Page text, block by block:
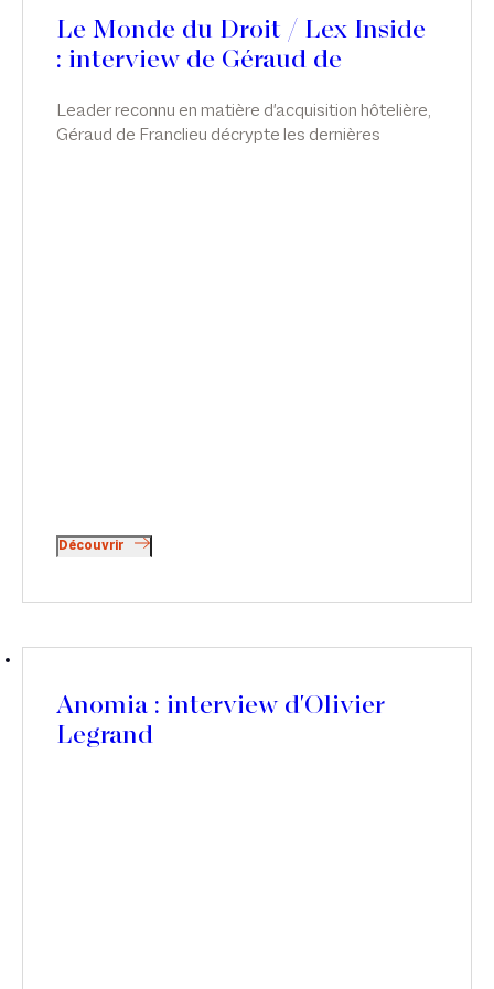
Leader reconnu en matière d'acquisition hôtelière,
Géraud de Franclieu décrypte les dernières
Le Monde du Droit / Lex Inside
: interview de Géraud de
Découvrir
Anomia : interview d'Olivier
Legrand